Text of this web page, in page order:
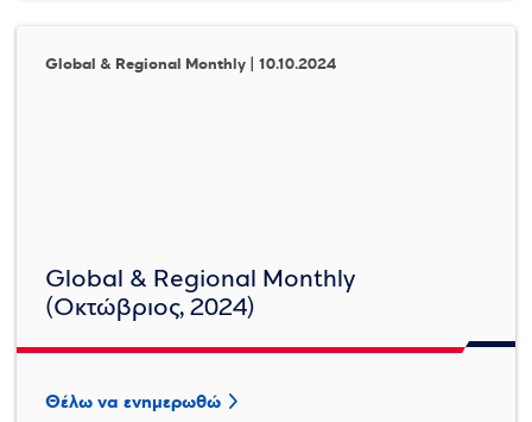
Global & Regional Monthly | 10.10.2024
Global & Regional Monthly
(Οκτώβριος, 2024)
Θέλω να ενημερωθώ